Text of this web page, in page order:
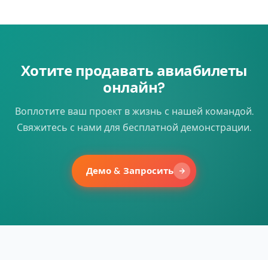
Хотите продавать авиабилеты
онлайн?
Воплотите ваш проект в жизнь с нашей командой.
Свяжитесь с нами для бесплатной демонстрации.
Демо & Запросить